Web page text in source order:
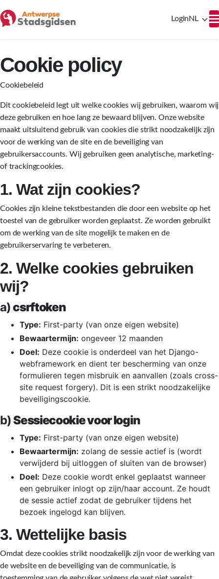
LoginNL
Cookie policy
Cookiebeleid
Dit cookiebeleid legt uit welke cookies wij gebruiken, waarom wij
deze gebruiken en hoe lang ze bewaard blijven. Onze website
maakt uitsluitend gebruik van cookies die strikt noodzakelijk zijn
voor de werking van de site en de beveiliging van
gebruikersaccounts. Wij gebruiken geen analytische, marketing-
of trackingcookies.
1. Wat zijn cookies?
Cookies zijn kleine tekstbestanden die door een website op het
toestel van de gebruiker worden geplaatst. Ze worden gebruikt
om de werking van de site mogelijk te maken en de
gebruikerservaring te verbeteren.
2. Welke cookies gebruiken
wij?
a)csrftoken
Type: First-party (van onze eigen website)
Bewaartermijn: ongeveer 12 maanden
Doel: Deze cookie is onderdeel van het Django-
webframework en dient ter bescherming van onze
formulieren tegen misbruik en aanvallen (zoals cross-
site request forgery). Dit is een strikt noodzakelijke
beveiligingscookie.
b)Sessiecookie voor login
Type: First-party (van onze eigen website)
Bewaartermijn: zolang de sessie actief is (wordt
verwijderd bij uitloggen of sluiten van de browser)
Doel: Deze cookie wordt enkel geplaatst wanneer
een gebruiker inlogt op zijn/haar account. Ze houdt
de sessie actief zodat de gebruiker tijdens het
bezoek ingelogd kan blijven.
3. Wettelijke basis
Omdat deze cookies strikt noodzakelijk zijn voor de werking van
de website en de beveiliging van de communicatie, is